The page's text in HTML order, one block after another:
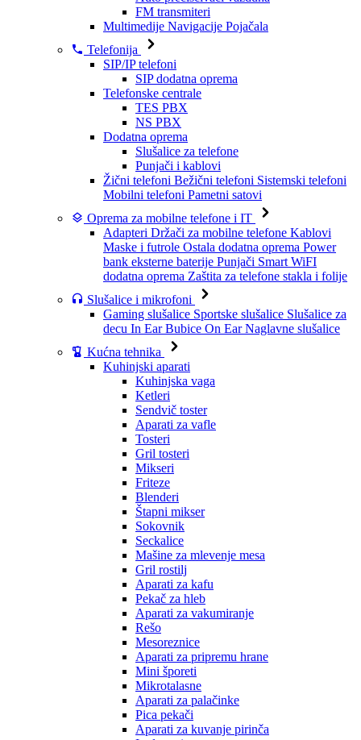
FM transmiteri
Multimedije Navigacije Pojačala
Telefonija
SIP/IP telefoni
SIP dodatna oprema
Telefonske centrale
TES PBX
NS PBX
Dodatna oprema
Slušalice za telefone
Punjači i kablovi
Žični telefoni Bežični telefoni Sistemski telefoni
Mobilni telefoni Pametni satovi
Oprema za mobilne telefone i IT
Adapteri Držači za mobilne telefone Kablovi
Maske i futrole Ostala dodatna oprema Power
bank eksterne baterije Punjači Smart WiFI
dodatna oprema Zaštita za telefone stakla i folije
Slušalice i mikrofoni
Gaming slušalice Sportske slušalice Slušalice za
decu In Ear Bubice On Ear Naglavne slušalice
Kućna tehnika
Kuhinjski aparati
Kuhinjska vaga
Ketleri
Sendvič toster
Aparati za vafle
Tosteri
Gril tosteri
Mikseri
Friteze
Blenderi
Štapni mikser
Sokovnik
Seckalice
Mašine za mlevenje mesa
Gril rostilj
Aparati za kafu
Pekač za hleb
Aparati za vakumiranje
Rešo
Mesoreznice
Aparati za pripremu hrane
Mini šporeti
Mikrotalasne
Aparati za palačinke
Pica pekači
Aparati za kuvanje pirinča